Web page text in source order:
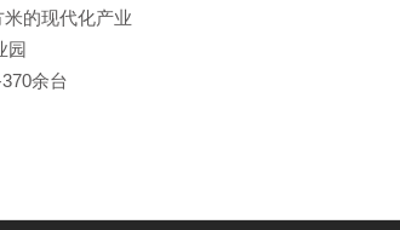
的现代化产业
园
余台